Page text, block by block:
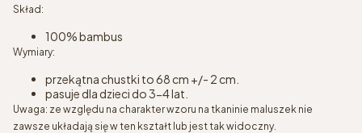
Skład:
100% bambus
Wymiary:
przekątna chustki to 68 cm +/- 2 cm.
pasuje dla dzieci do 3-4 lat.
Uwaga: ze względu na charakter wzoru na tkaninie maluszek nie
zawsze układają się w ten kształt lub jest tak widoczny.